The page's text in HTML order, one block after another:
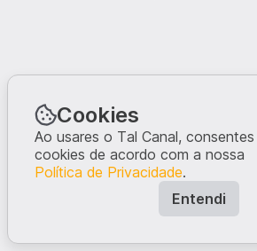
Cookies
Ao usares o Tal Canal,
cookies de acordo com a nossa
Política de Privacidade.
Entendi